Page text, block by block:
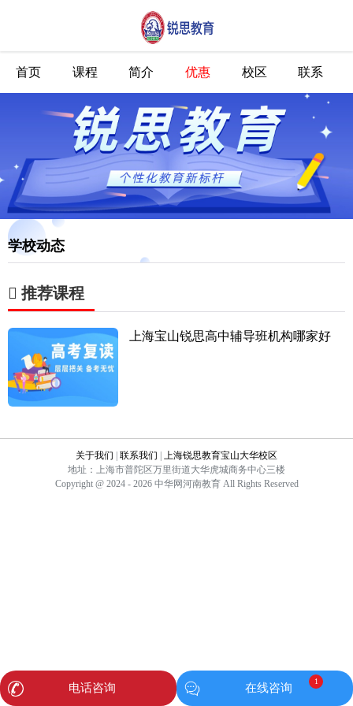
首页 课程 简介 优惠 校区 联系
学校动态
推荐课程
上海宝山锐思高中辅导班机构哪家好
关于我们 联系我们
上海锐思教育宝山大华校区
地址：上海市普陀区万里街道大华虎城商务中心三楼
Copyright @ 2024 - 2026 中华网河南教育 All Rights Reserved
电话咨询 在线咨询
1